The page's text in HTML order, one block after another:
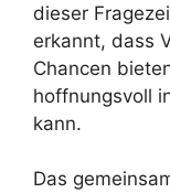
dieser
erkannt, dass
Chancen
hoffnungsvoll
kann.
Das